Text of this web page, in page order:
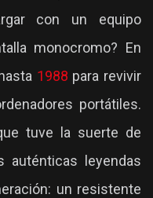
con un equipo
monocromo? En
1988 para revivir
portátiles.
tuve la suerte de
auténticas leyendas
un resistente